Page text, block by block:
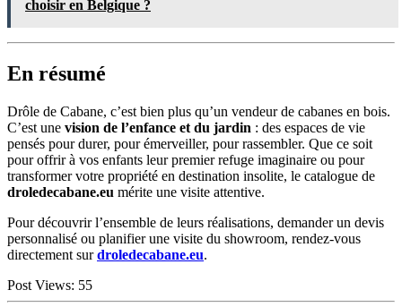
choisir en Belgique ?
En résumé
Drôle de Cabane, c’est bien plus qu’un vendeur de cabanes en bois.
C’est une vision de l’enfance et du jardin : des espaces de vie
pensés pour durer, pour émerveiller, pour rassembler. Que ce soit
pour offrir à vos enfants leur premier refuge imaginaire ou pour
transformer votre propriété en destination insolite, le catalogue de
droledecabane.eu mérite une visite attentive.
Pour découvrir l’ensemble de leurs réalisations, demander un devis
personnalisé ou planifier une visite du showroom, rendez-vous
directement surdroledecabane.eu.
Post Views: 55